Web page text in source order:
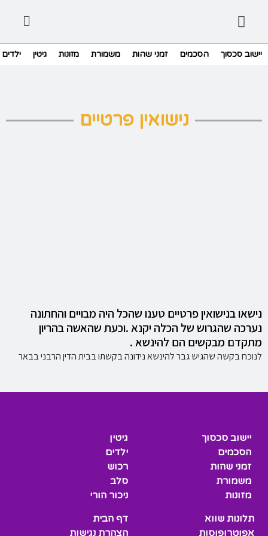
יישוב סכסוך הסכמים זמני שהות משמורת מזונות גיטין ילדים
נישואין פרטיים
נישאו בנישואין פרטיים טענו שהכל היה מבויים והחתונה
נערכה שהגרוש של הכלה יקנא .וכעת שהאשה בהריון
מתקדם מבקשים הם להינשא .
לנוכח בקשה שהגיש גבר להינשא נידונה בקשתו בבית הדין הרבני בבאר
יישוב סכסוך
הסכמים
זמני שהות
משמורת
מזונות
גיטין
ילדים
רכוש
סלב
ניכור הורי
תלונות שווא
אפוטרופוסות
דף הבית
הצהרת נגישות